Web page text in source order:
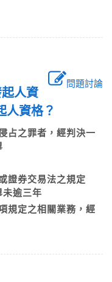
問題討論
人資
人資格？
占之罪者，經判決一
證券交易法之規定
未逾三年
規定之相關業務，經